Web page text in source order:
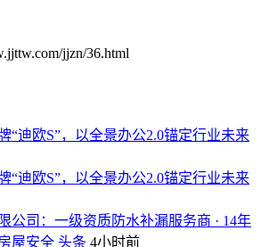
jjzn/36.html
“迪欧S”，以全景办公2.0锚定行业未来
“迪欧S”，以全景办公2.0锚定行业未来
公司：一级资质防水补漏服务商 · 14年
屋安全 头条 4小时前